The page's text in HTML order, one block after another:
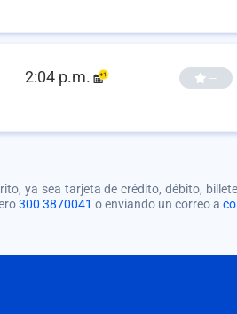
2:04 p.m. --
ya sea tarjeta de crédito, débito,
300 3870041 o enviando un correo a